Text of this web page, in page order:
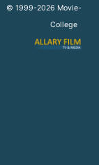
© 1999-2026 Movie-
College